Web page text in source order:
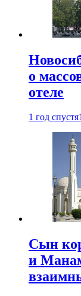
о
отеле
1 год спустя
Сын
и